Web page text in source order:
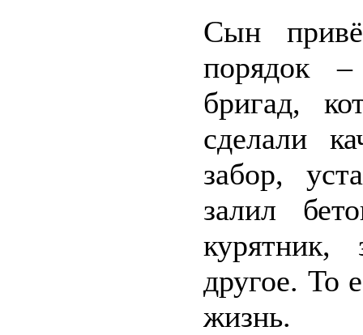
Сын
порядок
бригад,
сделали
забор,
залил
другое. То
жизнь.